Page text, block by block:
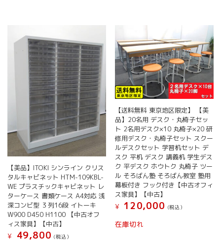
【美品】ITOKI シンライン クリス
タルキャビネット HTM-109KBL-
WE プラスチックキャビネット レ
ターケース 書類ケース A4対応 浅
深コンビ型 ３列16段 イトーキ
W900 D450 H1100 【中古オフ
ィス家具】【中古】
¥
49,800 (税込）
【送料無料 東京地区限定】 【美
品】20名用 デスク・丸椅子セッ
ト 2名用デスク×10 丸椅子×20 研
修用デスク・丸椅子セット スクー
ルデスクセット 学習机セット デ
スク 平机 デスク 講義机 学生デス
ク 平デスク ホウトク 丸椅子 ツー
ル そろばん塾 そろばん教室 塾用
幕板付き フック付き【中古オフィ
ス家具】【中古】
¥
120,000 (税込）
在庫切れ